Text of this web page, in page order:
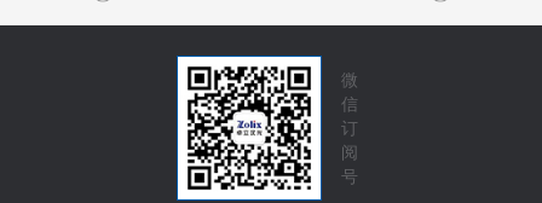
微
信
订
阅
号